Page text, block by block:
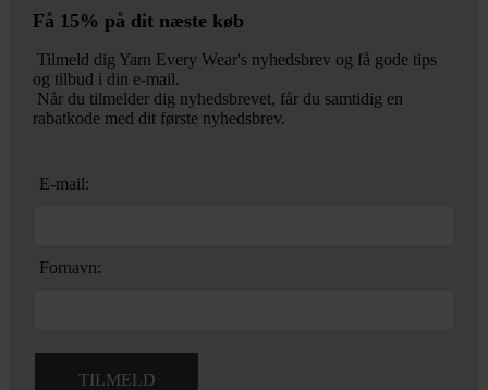
Få 15% på dit næste køb
Tilmeld dig Yarn Every Wear's nyhedsbrev og få gode tips
og tilbud i din e-mail.
Når du tilmelder dig nyhedsbrevet, får du samtidig en
rabatkode med dit første nyhedsbrev.
E-mail:
Fornavn: